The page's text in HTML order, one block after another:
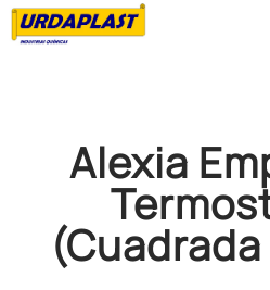
Alexia